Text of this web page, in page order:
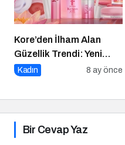
Kore’den İlham Alan
Güzellik Trendi: Yeni
Flormar K-Spirit
Kadın 8 ay önce
Bir Cevap Yaz